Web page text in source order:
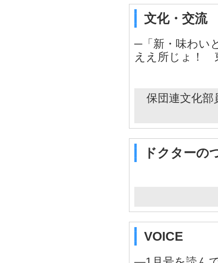
文化・交
─「新・味わい
ええ所じょ！
保団連文化
ドクターの
VOICE